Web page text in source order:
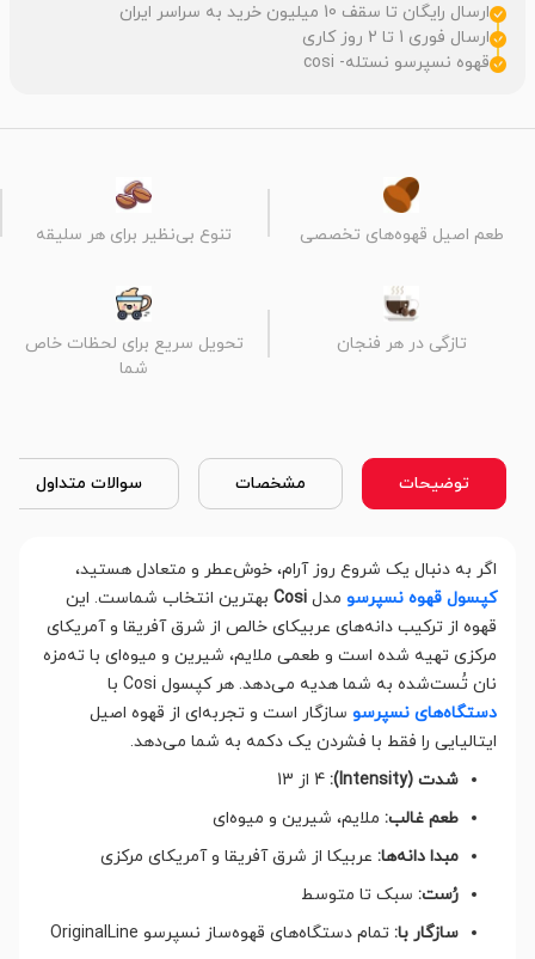
ارسال رایگان تا سقف 10 میلیون خرید به سراسر ایران
ارسال فوری 1 تا 2 روز کاری
قهوه نسپرسو نستله- cosi
طعم اصیل قهوه‌های تخصصی تنوع بی‌نظیر برای هر سلیقه
تازگی در هر فنجان
تحویل سریع برای لحظات خاص
شما
توضیحات مشخصات سوالات متداول
اگر به دنبال یک شروع روز آرام، خوش‌عطر و متعادل هستید،
کپسول قهوه نسپرسو مدل Cosi بهترین انتخاب شماست. این
قهوه از ترکیب دانه‌های عربیکای خالص از شرق آفریقا و آمریکای
مرکزی تهیه شده است و طعمی ملایم، شیرین و میوه‌ای با ته‌مزه
نان تُست‌شده به شما هدیه می‌دهد. هر کپسول Cosi با
دستگاه‌های نسپرسو سازگار است و تجربه‌ای از قهوه اصیل
ایتالیایی را فقط با فشردن یک دکمه به شما می‌دهد.
شدت (Intensity):
طعم غالب: ملایم، شیرین و میوه‌ای
مبدا دانه‌ها: عربیکا از شرق آفریقا و آمریکای مرکزی
رُست: سبک تا متوسط
سازگار با: تمام دستگاه‌های قهوه‌ساز نسپرسو OriginalLine